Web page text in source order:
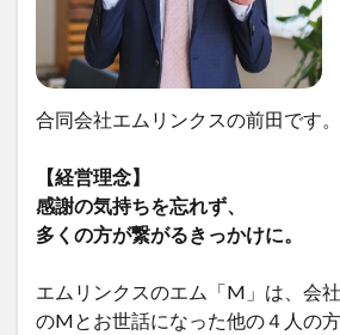
合同会社エムリンクスの前田です。
【経営理念】
感謝の気持ちを忘れず、
多くの方が繋がるきっかけに。
エムリンクスのエム「M」は、会
のMとお世話になった他の４人の